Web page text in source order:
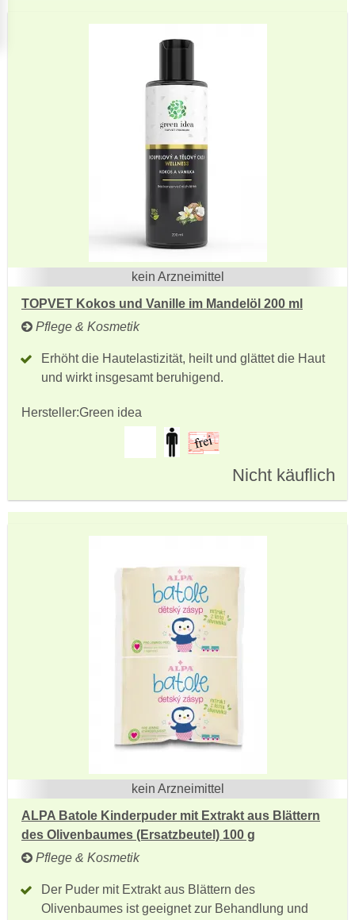
kein Arzneimittel
TOPVET Kokos und Vanille im Mandelöl 200 ml
Pflege & Kosmetik
Erhöht die Hautelastizität, heilt und glättet die Haut
und wirkt insgesamt beruhigend.
Hersteller:Green idea
Nicht käuflich
kein Arzneimittel
ALPA Batole Kinderpuder mit Extrakt aus Blättern
des Olivenbaumes (Ersatzbeutel) 100 g
Pflege & Kosmetik
Der Puder mit Extrakt aus Blättern des
Olivenbaumes ist geeignet zur Behandlung und